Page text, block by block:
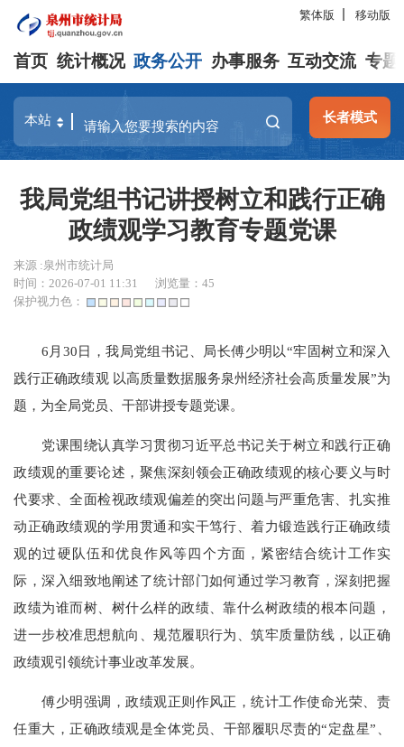
繁体版 移动版
首页 统计概况 政务公开 办事服务 互动交流 专题
长者模式
我局党组书记讲授树立和践行正确
政绩观学习教育专题党课
来源 :泉州市统计局
时间：2026-07-01 11:31
浏览量：45
保护视力色：
6月30日，我局党组书记、局长傅少明以“牢固树立和深入
践行正确政绩观 以高质量数据服务泉州经济社会高质量发展”为
题，为全局党员、干部讲授专题党课。
党课围绕认真学习贯彻习近平总书记关于树立和践行正确
政绩观的重要论述，聚焦深刻领会正确政绩观的核心要义与时
代要求、全面检视政绩观偏差的突出问题与严重危害、扎实推
动正确政绩观的学用贯通和实干笃行、着力锻造践行正确政绩
观的过硬队伍和优良作风等四个方面，紧密结合统计工作实
际，深入细致地阐述了统计部门如何通过学习教育，深刻把握
政绩为谁而树、树什么样的政绩、靠什么树政绩的根本问题，
进一步校准思想航向、规范履职行为、筑牢质量防线，以正确
政绩观引领统计事业改革发展。
傅少明强调，政绩观正则作风正，统计工作使命光荣、责
任重大，正确政绩观是全体党员、干部履职尽责的“定盘星”、